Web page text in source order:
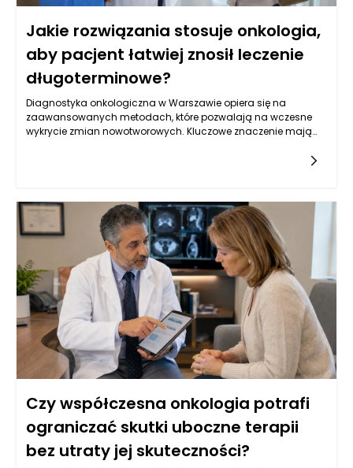
Jakie rozwiązania stosuje onkologia,
aby pacjent łatwiej znosił leczenie
długoterminowe?
Diagnostyka onkologiczna w Warszawie opiera się na
zaawansowanych metodach, które pozwalają na wczesne
wykrycie zmian nowotworowych. Kluczowe znaczenie mają
tym oznaczenia markerów nowotworowych w krwi, które mogą
wskazywać na obecność choroby. W Warszawie, dzięki
postępowi w dziedzinie genetyki, coraz częściej stosuje się
również badania molekularne, które identyfikują mutacje
genów związanych z nowotworami, co pozwala na bardziej
spersonalizowane podejście do leczenia. Kluczowe jest
zrozumienie, że wczesne wykrycie choroby zwiększa szanse na
skuteczne leczenie oraz poprawia komfort życia pacjentów.
Czy współczesna onkologia potrafi
ograniczać skutki uboczne terapii
bez utraty jej skuteczności?